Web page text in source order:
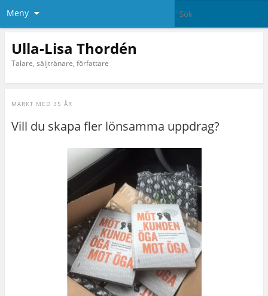
Meny
Ulla-Lisa Thordén
Talare, säljtränare, författare
MÄRKT MED 35 ÅR
Vill du skapa fler lönsamma uppdrag?